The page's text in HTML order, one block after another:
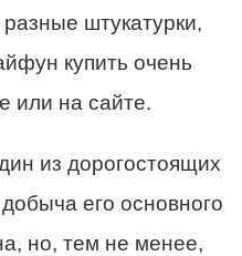
штукатурки,
купить очень
или на сайте.
из дорогостоящих
его основного
но, тем не менее,